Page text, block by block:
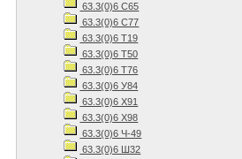
63.3(0)6 С65
63.3(0)6 С77
63.3(0)6 Т19
63.3(0)6 Т50
63.3(0)6 Т76
63.3(0)6 У84
63.3(0)6 Х91
63.3(0)6 Х98
63.3(0)6 Ч-49
63.3(0)6 Ш32